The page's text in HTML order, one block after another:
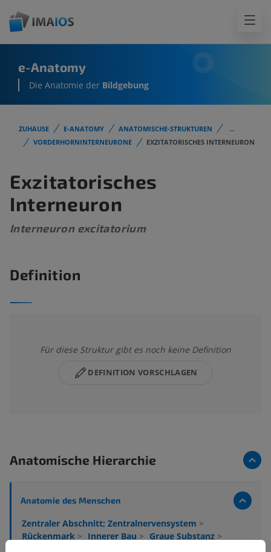
e-Anatomy
Die Anatomie der Bildgebung
ZUHAUSE E-ANATOMY ANATOMISCHE-STRUKTUREN
...
VORDERHORNINTERNEURONE
EXZITATORISCHES INTERNEURON
Exzitatorisches
Interneuron
Interneuron excitatorium
Definition
Für diese Struktur gibt es noch keine Definition
DEFINITION VORSCHLAGEN
Anatomische Hierarchie
Anatomie des Menschen
Zentraler Abschnitt; Zentralnervensystem >
Rückenmark > Innerer Bau > Graue Substanz >